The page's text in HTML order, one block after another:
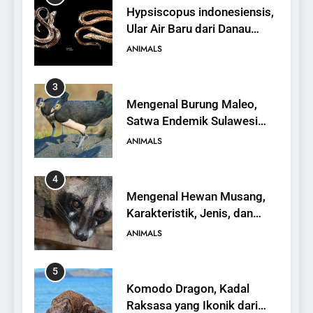
Hypsiscopus indonesiensis,
Ular Air Baru dari Danau
Towuti
ANIMALS
3
Mengenal Burung Maleo,
Satwa Endemik Sulawesi
yang Terancam Punah
ANIMALS
4
Mengenal Hewan Musang,
Karakteristik, Jenis, dan
Peran dalam Ekosistem
ANIMALS
5
Komodo Dragon, Kadal
Raksasa yang Ikonik dari